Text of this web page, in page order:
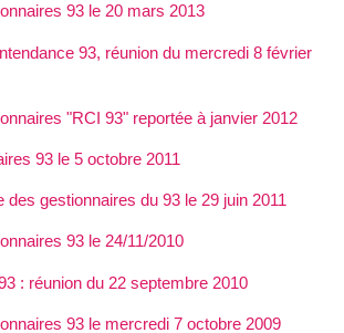
93 le 20 mars 2013
93, réunion du mercredi 8 février
"RCI 93" reportée à janvier 2012
93 le 5 octobre 2011
des gestionnaires du 93 le 29 juin 2011
93 le 24/11/2010
: réunion du 22 septembre 2010
93 le mercredi 7 octobre 2009